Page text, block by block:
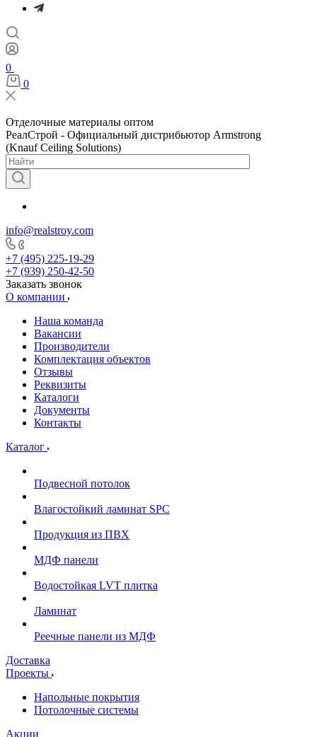
0
0
Отделочные материалы оптом
РеалСтрой - Официальный дистрибьютор Armstrong
(Knauf Ceiling Solutions)
info@realstroy.com
+7 (495) 225-19-29
+7 (939) 250-42-50
Заказать звонок
О компании
Наша команда
Вакансии
Производители
Комплектация объектов
Отзывы
Реквизиты
Каталоги
Документы
Контакты
Каталог
Подвесной потолок
Влагостойкий ламинат SPC
Продукция из ПВХ
МДФ панели
Водостойкая LVT плитка
Ламинат
Реечные панели из МДФ
Доставка
Проекты
Напольные покрытия
Потолочные системы
Акции